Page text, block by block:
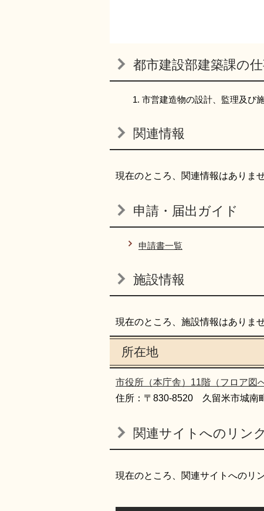
都市建設部建築課の
市営建造物の設計、監理及び
関連情報
現在のところ、関連情報はありませ
申請・届出ガイド
申請書一覧
施設情報
現在のところ、施設情報はありませ
所在地
市役所（本庁舎）11階（フロア図
住所：〒830-8520 久留米市城南
関連サイトへのリンク
現在のところ、関連サイトへのリ